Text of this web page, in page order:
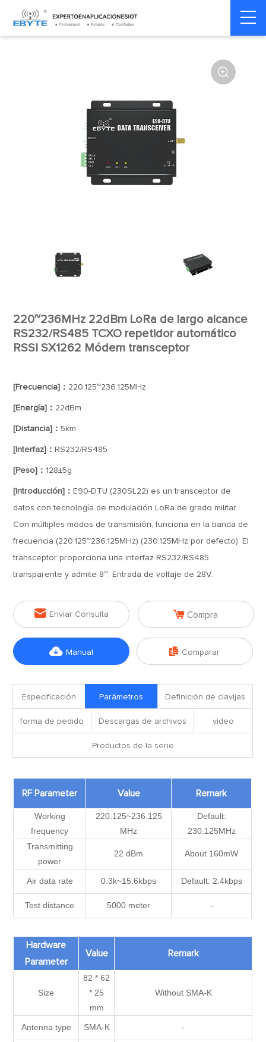
Home > Módem >
inalámbrico

220~236MHz 22dBm LoRa de largo alcance
RS232/RS485 TCXO repetidor automático
RSSI SX1262 Módem transceptor
[Frecuencia]： 220.125~236.125MHz
[Energía]： 22dBm
[Distancia]：5km
[Interfaz]： RS232/RS485
[Peso]： 128±5g
[Introducción]： E90-DTU (230SL22) es un transceptor de
datos con tecnología de modulación LoRa de grado militar.
Con múltiples modos de transmisión, funciona en la banda de
frecuencia (220.125~236.125MHz) (230.125MHz por defecto). El
transceptor proporciona una interfaz RS232/RS485
transparente y admite 8~. Entrada de voltaje de 28V.
 Enviar Consulta  Compra
 Manual  Comparar
Especificación Parámetros Definición de clavijas
forma de pedido Descargas de archivos video
Productos de la serie
RF Parameter Value Remark
Working
frequency
220.125~236.125
MHz
Default:
230.125MHz
Transmitting
power
22 dBm About 160mW
Air data rate 0.3k~15.6kbps Default: 2.4kbps
Test distance 5000 meter -
Hardware
Parameter
Value Remark
Size
82 * 62
* 25
mm
Without SMA-K
Antenna type SMA-K -